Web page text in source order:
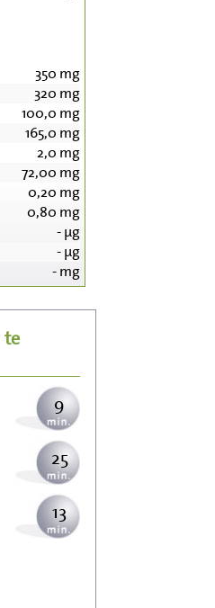
350 mg
320 mg
100,0 mg
165,0 mg
2,0 mg
72,00 mg
0,20 mg
0,80 mg
-µg
-µg
-mg
te
91
9
25
13